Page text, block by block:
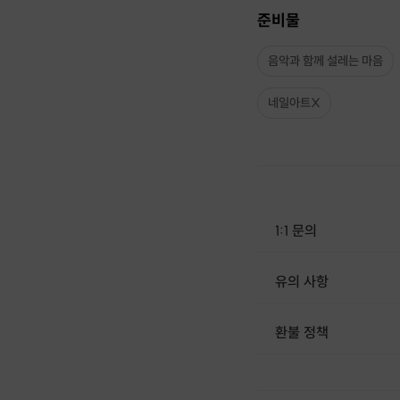
준비물
음악과 함께 설레는 마음
네일아트X
1:1 문의
유의 사항
환불 정책